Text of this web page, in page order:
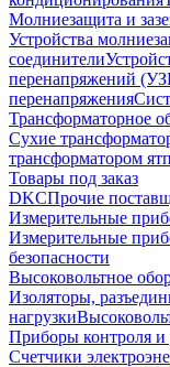
Молниезащита и
Устройства
соединители
перенапряжений
перенапряжения
Трансформаторное
Сухие
трансформатором ятп
Товары под заказ
DKCПрочие
Измерительные
Измерительные
безопасности
Высоковольтное
Изоляторы,
нагрузки
Приборы контроля и
Счетчики